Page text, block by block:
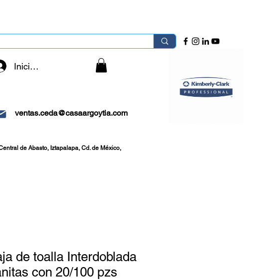
Iniciar sesión
ventas.ceda@casaargoytia.com
de Abasto, Iztapalapa, Cd. de México,
de toalla Interdoblada
con 20/100 pzs